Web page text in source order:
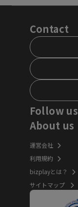
Contact
Follow us
About us
運営会社
利用規約
bizplayとは？
サイトマップ